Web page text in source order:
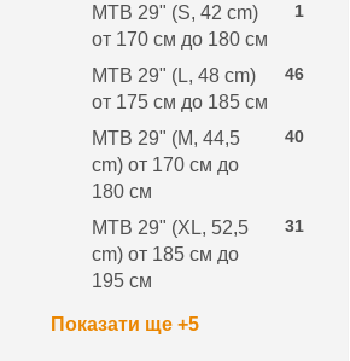
1
MTB 29" (S, 42 cm)
от 170 см до 180 см
46
MTB 29" (L, 48 cm)
от 175 см до 185 см
40
MTB 29" (M, 44,5
cm) от 170 см до
180 см
31
MTB 29" (XL, 52,5
cm) от 185 см до
195 см
Показати ще +5